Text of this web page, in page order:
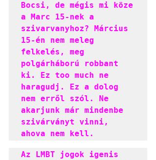
Bocsi, de mégis mi köze
a Marc 15-nek a
szivarvanyhoz? Március
15-én nem meleg
felkelés, meg
polgárháború robbant
ki. Ez too much ne
haragudj. Ez a dolog
nem erről szól. Ne
akarjunk már mindenbe
szivárványt vinni,
ahova nem kell.
Az LMBT jogok igenis